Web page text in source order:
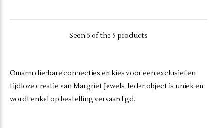
Seen 5 of the 5 products
Omarm dierbare connecties en kies voor een exclusief en
tijdloze creatie van Margriet Jewels. Ieder object is uniek en
wordt enkel op bestelling vervaardigd.